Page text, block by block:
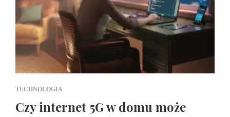
TECHNOLOGIA
Czy internet 5G w domu może